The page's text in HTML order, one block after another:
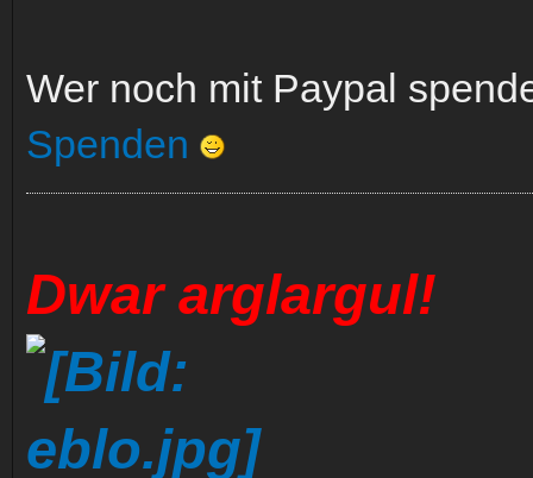
Wer noch mit Paypal
Spenden
Dwar arglargul!